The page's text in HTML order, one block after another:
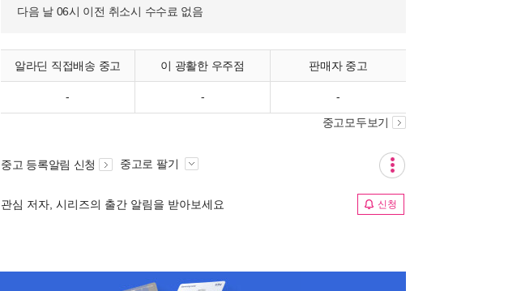
다음 날 06시 이전 취소시 수수료 없음
알라딘 직접배송 중고 이 광활한 우주점 판매자 중고
- - -
중고모두보기
중고 등록알림 신청 중고로 팔기
관심 저자, 시리즈의 출간 알림을 받아보세요 신청